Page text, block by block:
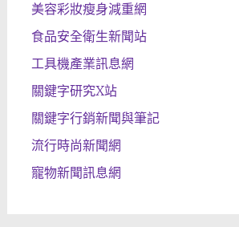
美容彩妝瘦身減重網
食品安全衛生新聞站
工具機產業訊息網
關鍵字研究X站
關鍵字行銷新聞與筆記
流行時尚新聞網
寵物新聞訊息網